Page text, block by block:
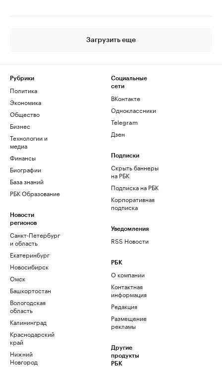
Загрузить еще
Рубрики
Политика
Экономика
Общество
Бизнес
Технологии и
медиа
Финансы
Биографии
База знаний
РБК Образование
Новости
регионов
Санкт-Петербург
и область
Екатеринбург
Новосибирск
Омск
Башкортостан
Вологодская
область
Калининград
Краснодарский
край
Нижний
Новгород
Социальные
сети
ВКонтакте
Одноклассники
Telegram
Дзен
Подписки
Скрыть баннеры
на РБК
Подписка на РБК
Корпоративная
подписка
Уведомления
RSS Новости
РБК
О компании
Контактная
информация
Редакция
Размещение
рекламы
Другие
продукты
РБК